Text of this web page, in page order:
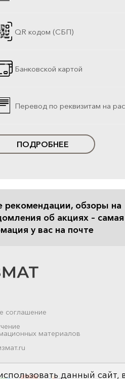
QR кодом (СБП)
Банковской картой
Перевод по реквизитам на
ПОДРОБНЕЕ
рекомендации, обзоры на
об акциях – самая
у вас на почте
соглашение
материалов
данный